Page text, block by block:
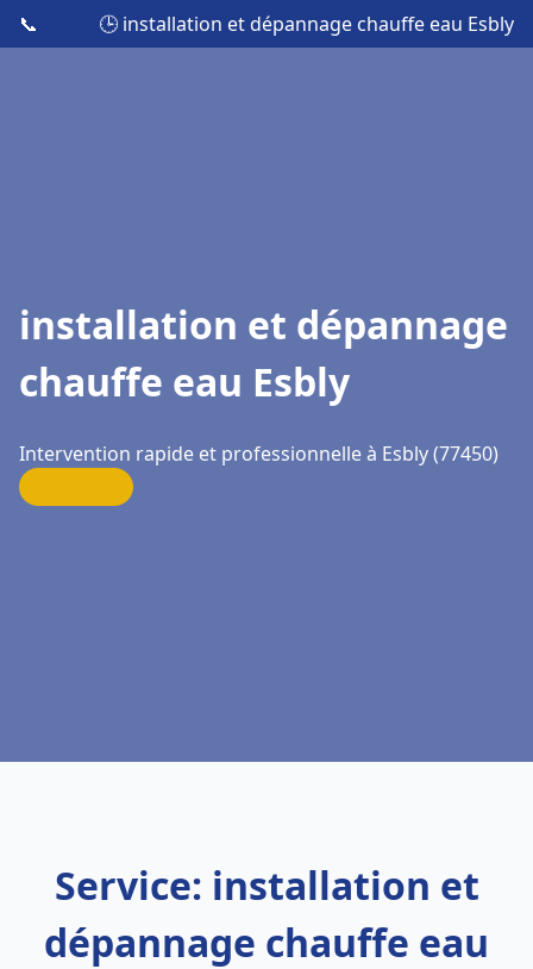
📞 🕒 installation et dépannage chauffe eau Esbly
installation et dépannage
chauffe eau Esbly
Intervention rapide et professionnelle à Esbly (77450)
Service: installation et
dépannage chauffe eau